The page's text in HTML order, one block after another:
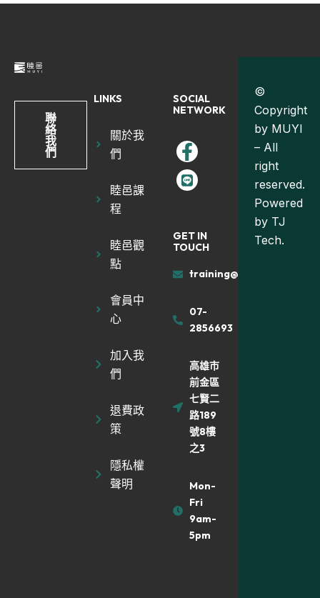
聯
絡
我
們
LINKS
關於我
們
睦邑課
程
睦邑觀
點
會員中
心
加入我
們
退費政
策
隱私權
聲明
SOCIAL
NETWORK
GET IN
TOUCH
training@muyiland.com
07-
2856693
高雄市
前金區
七賢二
路189
號8樓
之3
Mon-
Fri
9am-
5pm
©
Copyright
by MUYI
– All
right
reserved.
Powered
by TJ
Tech.